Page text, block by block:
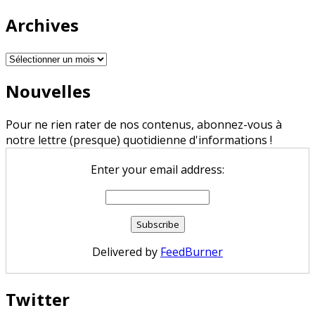
Archives
Archives
Nouvelles
Pour ne rien rater de nos contenus, abonnez-vous à
notre lettre (presque) quotidienne d'informations !
Enter your email address:
Delivered by FeedBurner
Twitter